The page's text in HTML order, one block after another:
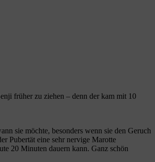
früher zu ziehen – denn der kam mit 10
sie möchte, besonders wenn sie den Geruch
Pubertät eine sehr nervige Marotte
20 Minuten dauern kann. Ganz schön